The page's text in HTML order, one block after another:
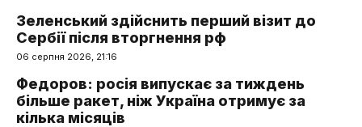
Зеленський здійснить перший візит до
Сербії після вторгнення рф
06 серпня 2026, 21:16
Федоров: росія випускає за тиждень
більше ракет, ніж Україна отримує за
кілька місяців